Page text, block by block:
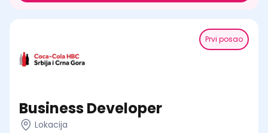
Prvi posao
Business Developer
Lokacija